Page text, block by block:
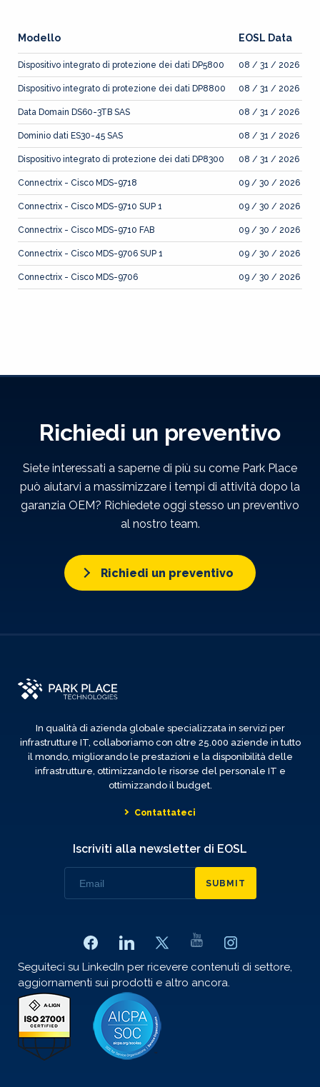
Modello EOSL Data
Dispositivo integrato di protezione dei dati DP5800 08 / 31 / 2026
Dispositivo integrato di protezione dei dati DP8800 08 / 31 / 2026
Data Domain DS60-3TB SAS 08 / 31 / 2026
Dominio dati ES30-45 SAS 08 / 31 / 2026
Dispositivo integrato di protezione dei dati DP8300 08 / 31 / 2026
Connectrix - Cisco MDS-9718 09 / 30 / 2026
Connectrix - Cisco MDS-9710 SUP 1 09 / 30 / 2026
Connectrix - Cisco MDS-9710 FAB 09 / 30 / 2026
Connectrix - Cisco MDS-9706 SUP 1 09 / 30 / 2026
Connectrix - Cisco MDS-9706 09 / 30 / 2026
Richiedi un preventivo
Siete interessati a saperne di più su come Park Place
può aiutarvi a massimizzare i tempi di attività dopo la
garanzia OEM? Richiedete oggi stesso un preventivo
al nostro team.
Richiedi un preventivo
In qualità di azienda globale specializzata in servizi per
infrastrutture IT, collaboriamo con oltre 25.000 aziende in tutto
il mondo, migliorando le prestazioni e la disponibilità delle
infrastrutture, ottimizzando le risorse del personale IT e
ottimizzando il budget.
Contattateci
Iscriviti alla newsletter di EOSL
SUBMIT
Seguiteci su LinkedIn per ricevere contenuti di settore,
aggiornamenti sui prodotti e altro ancora.